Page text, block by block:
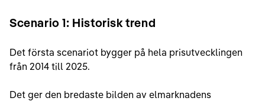
Scenario 1: Historisk trend
Det första scenariot bygger på hela prisutvecklingen
från 2014 till 2025.
Det ger den bredaste bilden av elmarknadens